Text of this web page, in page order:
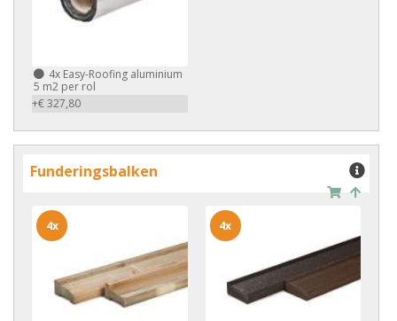
4x Easy-Roofing aluminium
5 m2 per rol
+€ 327,80
Funderingsbalken
4x 4x